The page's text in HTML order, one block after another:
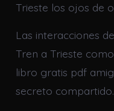
Trieste los ojos de
Las interacciones
Tren a Trieste
libro gratis pdf
secreto compartido.